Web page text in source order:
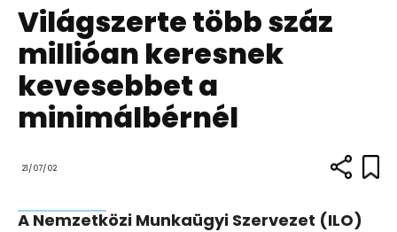
Világszerte több száz
millióan keresnek
kevesebbet a
minimálbérnél
21/07/02
A Nemzetközi Munkaügyi Szervezet (ILO)